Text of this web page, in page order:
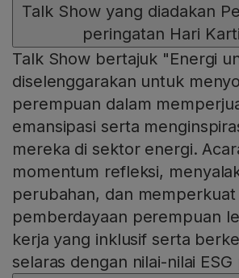
Talk Show yang diadakan
peringatan Hari
Talk Show bertajuk "Energi
diselenggarakan untuk
perempuan dalam
emansipasi serta
mereka di sektor energi.
momentum refleksi,
perubahan, dan memperkuat
pemberdayaan perempuan
kerja yang inklusif serta
selaras dengan nilai-nilai